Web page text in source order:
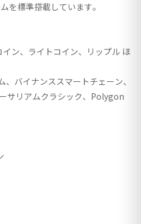
を標準搭載しています。
ン、ライトコイン、リップル ほ
バイナンススマートチェーン、
サリアムクラシック、Polygon